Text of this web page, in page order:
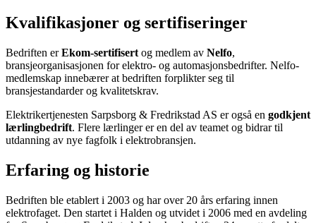
Kvalifikasjoner og sertifiseringer
Bedriften erEkom-sertifisert og medlem av Nelfo,
bransjeorganisasjonen for elektro- og automasjonsbedrifter. Nelfo-
medlemskap innebærer at bedriften forplikter seg til
bransjestandarder og kvalitetskrav.
Elektrikertjenesten Sarpsborg & Fredrikstad AS er også en godkjent
lærlingbedrift. Flere lærlinger er en del av teamet og bidrar til
utdanning av nye fagfolk i elektrobransjen.
Erfaring og historie
Bedriften ble etablert i 2003 og har over 20 års erfaring innen
elektrofaget. Den startet i Halden og utvidet i 2006 med en avdeling